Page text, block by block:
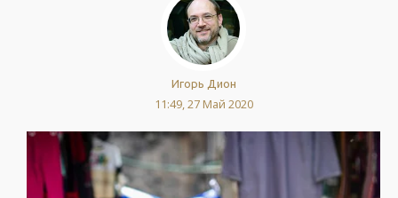
Игорь Дион
11:49, 27 Май 2020